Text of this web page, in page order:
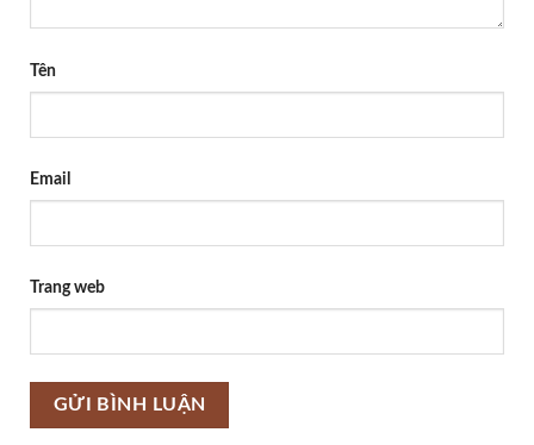
Tên
Email
Trang web